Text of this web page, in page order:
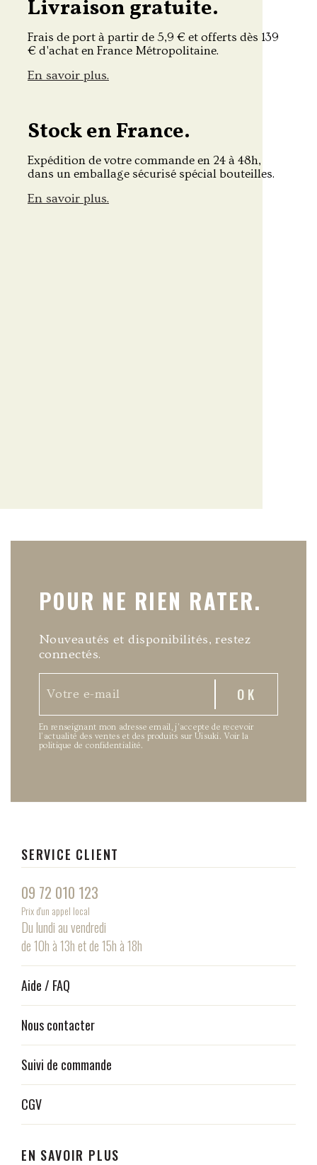
Livraison gratuite.
Frais de port à partir de 5,9 € et offerts dès 139
€ d'achat en France Métropolitaine.
En savoir plus.
Stock en France.
Expédition de votre commande en 24 à 48h,
dans un emballage sécurisé spécial bouteilles.
En savoir plus.
SERVICE CLIENT
09 72 010 123
Prix d'un appel local
Du lundi au vendredi
de 10h à 13h et de 15h à 18h
Aide / FAQ
Nous contacter
Suivi de commande
CGV
EN SAVOIR PLUS
POUR NE RIEN RATER.
Nouveautés et disponibilités, restez
connectés.
En renseignant mon adresse email, j’accepte de recevoir
l’actualité des ventes et des produits sur Uisuki. Voir la
politique de confidentialité.